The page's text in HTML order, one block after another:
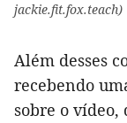
jackie.fit.fox.teach)
Além desses
recebendo
sobre o vídeo,